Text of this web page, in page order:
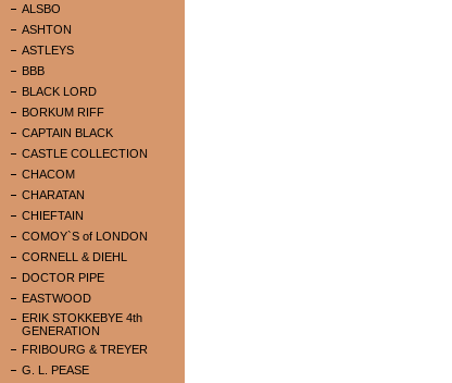
ALSBO
ASHTON
ASTLEYS
BBB
BLACK LORD
BORKUM RIFF
CAPTAIN BLACK
CASTLE COLLECTION
CHACOM
CHARATAN
CHIEFTAIN
COMOY`S of LONDON
CORNELL & DIEHL
DOCTOR PIPE
EASTWOOD
ERIK STOKKEBYE 4th
GENERATION
FRIBOURG & TREYER
G. L. PEASE